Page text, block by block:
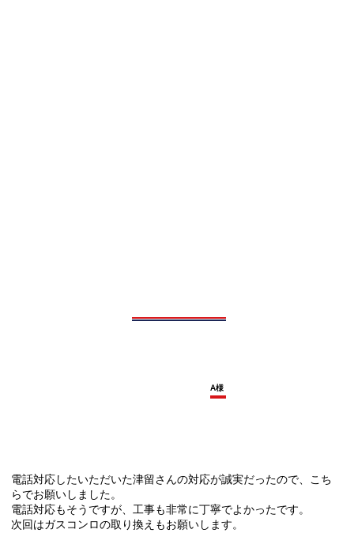
電話対応したいただいた津留さんの対応が誠実だったので、こち
らでお願いしました。
電話対応もそうですが、工事も非常に丁寧でよかったです。
次回はガスコンロの取り換えもお願いします。
A様